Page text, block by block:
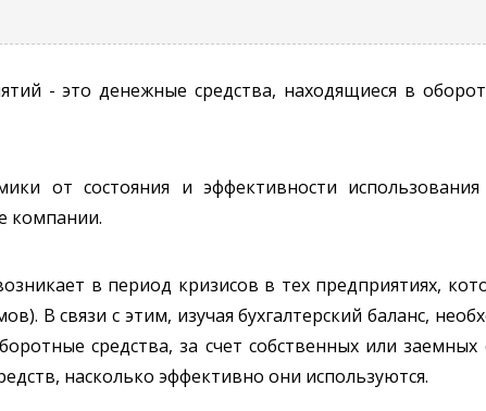
- это денежные средства, находящиеся в
от состояния и эффективности
компании.
в период кризисов в тех предприятиях,
В связи с этим, изучая бухгалтерский баланс,
средства, за счет собственных или заемных
насколько эффективно они используются.